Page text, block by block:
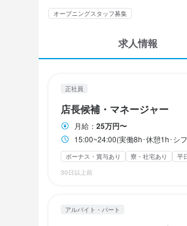
オープニングスタッフ募集
求人情報
正社員
店長候補・マネージャー
月給： 25万円〜
15:00~24:00(実働8h･休憩1h･シ
ボーナス・賞与あり 寮・社宅あり 平
30日以上前
アルバイト・パート
GW休暇あり
特別休暇あり
待遇
・社会保険完備（厚生年金、雇用
・受動喫煙防止措置：屋内原則禁
・独立支援制度あり
まかない・食事補助あり
社内イベントあり(旅行、BBQ等)
資格取得支
服装自由
ひげOK ネイルOK ピアスOK
週1日からOK
シフト制
平日のみ勤務OK(土日休み)
待遇
・契約期間の定めなし
・社会保険完備（厚生年金、雇用
・独立支援制度あり